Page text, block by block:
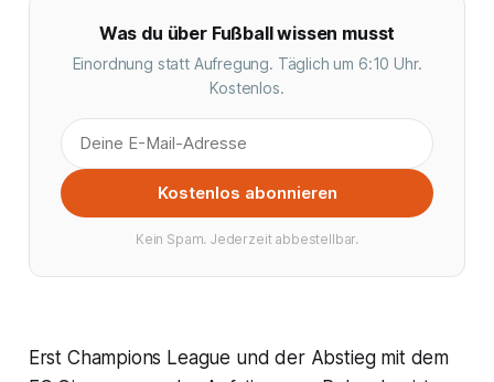
Was du über Fußball wissen musst
Einordnung statt Aufregung. Täglich um 6:10 Uhr.
Kostenlos.
Kostenlos abonnieren
Kein Spam. Jederzeit abbestellbar.
Erst Champions League und der Abstieg mit dem